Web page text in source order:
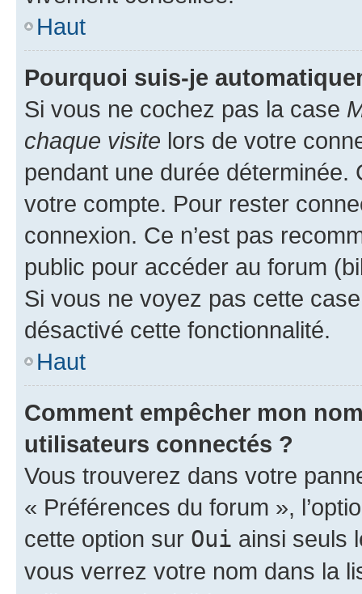
Haut
Pourquoi suis-je
Si vous ne cochez pas la case
chaque visite lors de votre
pendant une durée déterminée.
votre compte. Pour rester
connexion. Ce n’est pas
public pour accéder au forum
Si vous ne voyez pas cette
désactivé cette fonctionnalité.
Haut
Comment empêcher mon
utilisateurs connectés ?
Vous trouverez dans votre
« Préférences du forum »,
cette option sur Oui ainsi seuls
vous verrez votre nom dans la